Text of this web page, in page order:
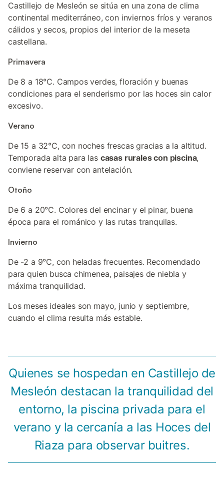
Castillejo de Mesleón se sitúa en una zona de clima
continental mediterráneo, con inviernos fríos y veranos
cálidos y secos, propios del interior de la meseta
castellana.
Primavera
De 8 a 18°C. Campos verdes, floración y buenas
condiciones para el senderismo por las hoces sin calor
excesivo.
Verano
De 15 a 32°C, con noches frescas gracias a la altitud.
Temporada alta para las casas rurales con piscina,
conviene reservar con antelación.
Otoño
De 6 a 20°C. Colores del encinar y el pinar, buena
época para el románico y las rutas tranquilas.
Invierno
De -2 a 9°C, con heladas frecuentes. Recomendado
para quien busca chimenea, paisajes de niebla y
máxima tranquilidad.
Los meses ideales son mayo, junio y septiembre,
cuando el clima resulta más estable.
Quienes se hospedan en Castillejo de
Mesleón destacan la tranquilidad del
entorno, la piscina privada para el
verano y la cercanía a las Hoces del
Riaza para observar buitres.